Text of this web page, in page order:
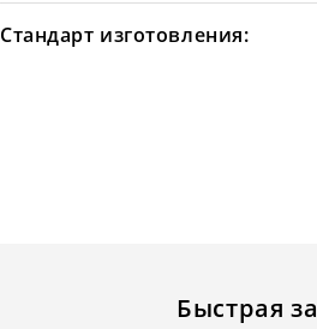
Стандарт изготовления:
Быстрая